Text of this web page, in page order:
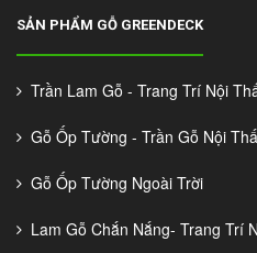
SẢN PHẨM GỖ GREENDECK
Trần Lam Gỗ - Trang Trí Nội
Gỗ Ốp Tường - Trần Gỗ Nội
Gỗ Ốp Tường Ngoài Trời
Lam Gỗ Chắn Nắng- Trang Trí